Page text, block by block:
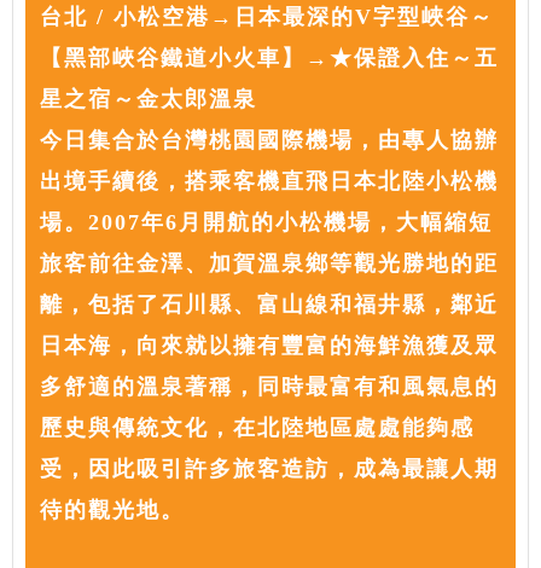
台北 / 小松空港→日本最深的V字型峽谷～
【黑部峽谷鐵道小火車】→★保證入住～五
星之宿～金太郎溫泉
今日集合於台灣桃園國際機場，由專人協辦
出境手續後，搭乘客機直飛日本北陸小松機
場。2007年6月開航的小松機場，大幅縮短
旅客前往金澤、加賀溫泉鄉等觀光勝地的距
離，包括了石川縣、富山線和福井縣，鄰近
日本海，向來就以擁有豐富的海鮮漁獲及眾
多舒適的溫泉著稱，同時最富有和風氣息的
歷史與傳統文化，在北陸地區處處能夠感
受，因此吸引許多旅客造訪，成為最讓人期
待的觀光地。